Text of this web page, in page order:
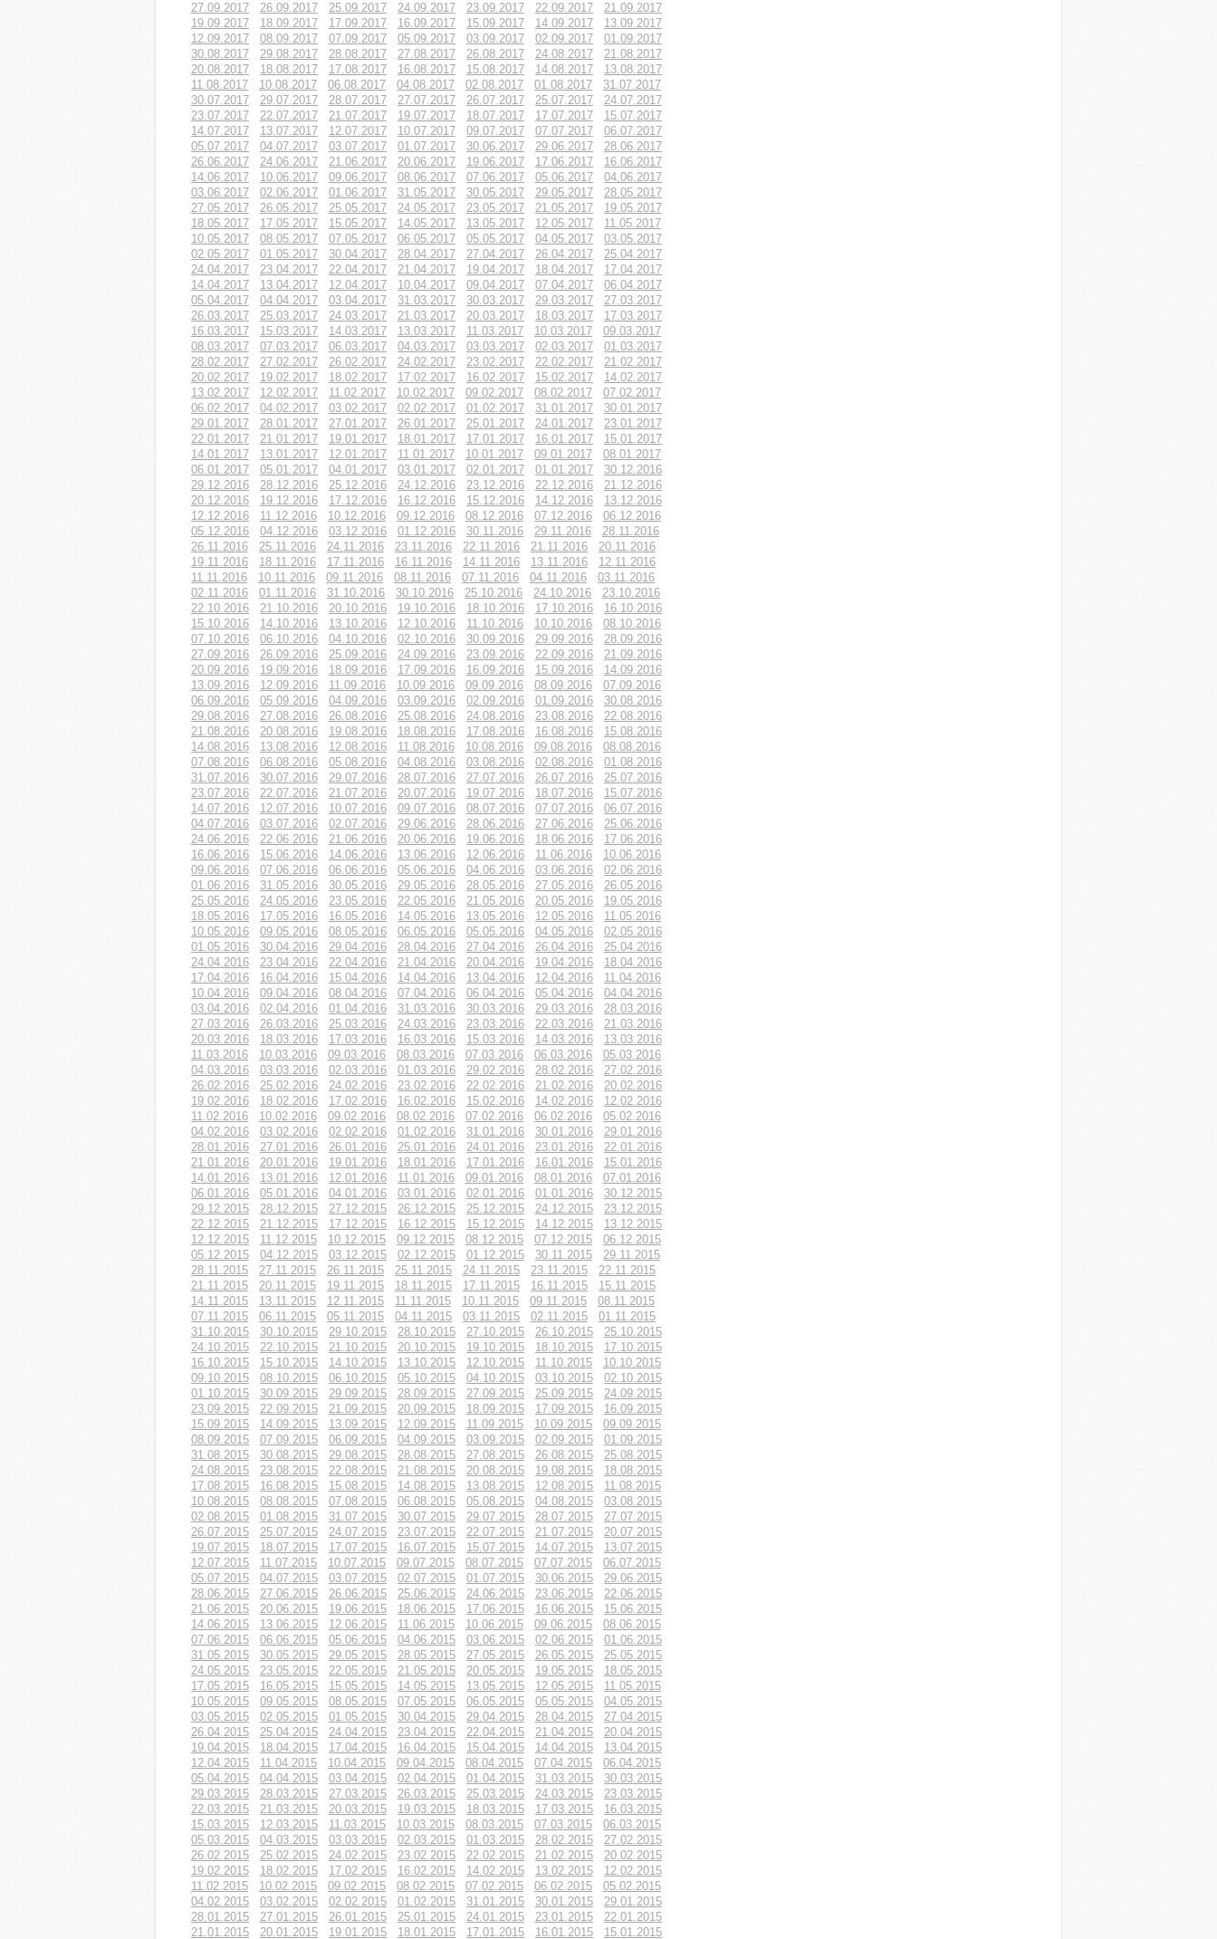
27.09.2017
26.09.2017 25.09.2017 24.09.2017 23.09.2017 22.09.2017
21.09.2017
19.09.2017
18.09.2017 17.09.2017 16.09.2017 15.09.2017 14.09.2017
13.09.2017
12.09.2017
08.09.2017 07.09.2017 05.09.2017 03.09.2017 02.09.2017
01.09.2017
30.08.2017
29.08.2017 28.08.2017 27.08.2017 26.08.2017 24.08.2017
21.08.2017
20.08.2017
18.08.2017 17.08.2017 16.08.2017 15.08.2017 14.08.2017
13.08.2017
11.08.2017
10.08.2017 06.08.2017 04.08.2017 02.08.2017 01.08.2017
31.07.2017
30.07.2017
29.07.2017 28.07.2017 27.07.2017 26.07.2017 25.07.2017
24.07.2017
23.07.2017
22.07.2017 21.07.2017 19.07.2017 18.07.2017 17.07.2017
15.07.2017
14.07.2017
13.07.2017 12.07.2017 10.07.2017 09.07.2017 07.07.2017
06.07.2017
05.07.2017
04.07.2017 03.07.2017 01.07.2017 30.06.2017 29.06.2017
28.06.2017
26.06.2017
24.06.2017 21.06.2017 20.06.2017 19.06.2017 17.06.2017
16.06.2017
14.06.2017
10.06.2017 09.06.2017 08.06.2017 07.06.2017 05.06.2017
04.06.2017
03.06.2017
02.06.2017 01.06.2017 31.05.2017 30.05.2017 29.05.2017
28.05.2017
27.05.2017
26.05.2017 25.05.2017 24.05.2017 23.05.2017 21.05.2017
19.05.2017
18.05.2017
17.05.2017 15.05.2017 14.05.2017 13.05.2017 12.05.2017
11.05.2017
10.05.2017
08.05.2017 07.05.2017 06.05.2017 05.05.2017 04.05.2017
03.05.2017
02.05.2017
01.05.2017 30.04.2017 28.04.2017 27.04.2017 26.04.2017
25.04.2017
24.04.2017
23.04.2017 22.04.2017 21.04.2017 19.04.2017 18.04.2017
17.04.2017
14.04.2017
13.04.2017 12.04.2017 10.04.2017 09.04.2017 07.04.2017
06.04.2017
05.04.2017
04.04.2017 03.04.2017 31.03.2017 30.03.2017 29.03.2017
27.03.2017
26.03.2017
25.03.2017 24.03.2017 21.03.2017 20.03.2017 18.03.2017
17.03.2017
16.03.2017
15.03.2017 14.03.2017 13.03.2017 11.03.2017 10.03.2017
09.03.2017
08.03.2017
07.03.2017 06.03.2017 04.03.2017 03.03.2017 02.03.2017
01.03.2017
28.02.2017
27.02.2017 26.02.2017 24.02.2017 23.02.2017 22.02.2017
21.02.2017
20.02.2017
19.02.2017 18.02.2017 17.02.2017 16.02.2017 15.02.2017
14.02.2017
13.02.2017
12.02.2017 11.02.2017 10.02.2017 09.02.2017 08.02.2017
07.02.2017
06.02.2017
04.02.2017 03.02.2017 02.02.2017 01.02.2017 31.01.2017
30.01.2017
29.01.2017
28.01.2017 27.01.2017 26.01.2017 25.01.2017 24.01.2017
23.01.2017
22.01.2017
21.01.2017 19.01.2017 18.01.2017 17.01.2017 16.01.2017
15.01.2017
14.01.2017
13.01.2017 12.01.2017 11.01.2017 10.01.2017 09.01.2017
08.01.2017
06.01.2017
05.01.2017 04.01.2017 03.01.2017 02.01.2017 01.01.2017
30.12.2016
29.12.2016
28.12.2016 25.12.2016 24.12.2016 23.12.2016 22.12.2016
21.12.2016
20.12.2016
19.12.2016 17.12.2016 16.12.2016 15.12.2016 14.12.2016
13.12.2016
12.12.2016
11.12.2016 10.12.2016 09.12.2016 08.12.2016 07.12.2016
06.12.2016
05.12.2016
04.12.2016 03.12.2016 01.12.2016 30.11.2016 29.11.2016
28.11.2016
26.11.2016
25.11.2016 24.11.2016 23.11.2016 22.11.2016 21.11.2016
20.11.2016
19.11.2016
18.11.2016 17.11.2016 16.11.2016 14.11.2016 13.11.2016
12.11.2016
11.11.2016
10.11.2016 09.11.2016 08.11.2016 07.11.2016 04.11.2016
03.11.2016
02.11.2016
01.11.2016 31.10.2016 30.10.2016 25.10.2016 24.10.2016
23.10.2016
22.10.2016
21.10.2016 20.10.2016 19.10.2016 18.10.2016 17.10.2016
16.10.2016
15.10.2016
14.10.2016 13.10.2016 12.10.2016 11.10.2016 10.10.2016
08.10.2016
07.10.2016
06.10.2016 04.10.2016 02.10.2016 30.09.2016 29.09.2016
28.09.2016
27.09.2016
26.09.2016 25.09.2016 24.09.2016 23.09.2016 22.09.2016
21.09.2016
20.09.2016
19.09.2016 18.09.2016 17.09.2016 16.09.2016 15.09.2016
14.09.2016
13.09.2016
12.09.2016 11.09.2016 10.09.2016 09.09.2016 08.09.2016
07.09.2016
06.09.2016
05.09.2016 04.09.2016 03.09.2016 02.09.2016 01.09.2016
30.08.2016
29.08.2016
27.08.2016 26.08.2016 25.08.2016 24.08.2016 23.08.2016
22.08.2016
21.08.2016
20.08.2016 19.08.2016 18.08.2016 17.08.2016 16.08.2016
15.08.2016
14.08.2016
13.08.2016 12.08.2016 11.08.2016 10.08.2016 09.08.2016
08.08.2016
07.08.2016
06.08.2016 05.08.2016 04.08.2016 03.08.2016 02.08.2016
01.08.2016
31.07.2016
30.07.2016 29.07.2016 28.07.2016 27.07.2016 26.07.2016
25.07.2016
23.07.2016
22.07.2016 21.07.2016 20.07.2016 19.07.2016 18.07.2016
15.07.2016
14.07.2016
12.07.2016 10.07.2016 09.07.2016 08.07.2016 07.07.2016
06.07.2016
04.07.2016
03.07.2016 02.07.2016 29.06.2016 28.06.2016 27.06.2016
25.06.2016
24.06.2016
22.06.2016 21.06.2016 20.06.2016 19.06.2016 18.06.2016
17.06.2016
16.06.2016
15.06.2016 14.06.2016 13.06.2016 12.06.2016 11.06.2016
10.06.2016
09.06.2016
07.06.2016 06.06.2016 05.06.2016 04.06.2016 03.06.2016
02.06.2016
01.06.2016
31.05.2016 30.05.2016 29.05.2016 28.05.2016 27.05.2016
26.05.2016
25.05.2016
24.05.2016 23.05.2016 22.05.2016 21.05.2016 20.05.2016
19.05.2016
18.05.2016
17.05.2016 16.05.2016 14.05.2016 13.05.2016 12.05.2016
11.05.2016
10.05.2016
09.05.2016 08.05.2016 06.05.2016 05.05.2016 04.05.2016
02.05.2016
01.05.2016
30.04.2016 29.04.2016 28.04.2016 27.04.2016 26.04.2016
25.04.2016
24.04.2016
23.04.2016 22.04.2016 21.04.2016 20.04.2016 19.04.2016
18.04.2016
17.04.2016
16.04.2016 15.04.2016 14.04.2016 13.04.2016 12.04.2016
11.04.2016
10.04.2016
09.04.2016 08.04.2016 07.04.2016 06.04.2016 05.04.2016
04.04.2016
03.04.2016
02.04.2016 01.04.2016 31.03.2016 30.03.2016 29.03.2016
28.03.2016
27.03.2016
26.03.2016 25.03.2016 24.03.2016 23.03.2016 22.03.2016
21.03.2016
20.03.2016
18.03.2016 17.03.2016 16.03.2016 15.03.2016 14.03.2016
13.03.2016
11.03.2016
10.03.2016 09.03.2016 08.03.2016 07.03.2016 06.03.2016
05.03.2016
04.03.2016
03.03.2016 02.03.2016 01.03.2016 29.02.2016 28.02.2016
27.02.2016
26.02.2016
25.02.2016 24.02.2016 23.02.2016 22.02.2016 21.02.2016
20.02.2016
19.02.2016
18.02.2016 17.02.2016 16.02.2016 15.02.2016 14.02.2016
12.02.2016
11.02.2016
10.02.2016 09.02.2016 08.02.2016 07.02.2016 06.02.2016
05.02.2016
04.02.2016
03.02.2016 02.02.2016 01.02.2016 31.01.2016 30.01.2016
29.01.2016
28.01.2016
27.01.2016 26.01.2016 25.01.2016 24.01.2016 23.01.2016
22.01.2016
21.01.2016
20.01.2016 19.01.2016 18.01.2016 17.01.2016 16.01.2016
15.01.2016
14.01.2016
13.01.2016 12.01.2016 11.01.2016 09.01.2016 08.01.2016
07.01.2016
06.01.2016
05.01.2016 04.01.2016 03.01.2016 02.01.2016 01.01.2016
30.12.2015
29.12.2015
28.12.2015 27.12.2015 26.12.2015 25.12.2015 24.12.2015
23.12.2015
22.12.2015
21.12.2015 17.12.2015 16.12.2015 15.12.2015 14.12.2015
13.12.2015
12.12.2015
11.12.2015 10.12.2015 09.12.2015 08.12.2015 07.12.2015
06.12.2015
05.12.2015
04.12.2015 03.12.2015 02.12.2015 01.12.2015 30.11.2015
29.11.2015
28.11.2015
27.11.2015 26.11.2015 25.11.2015 24.11.2015 23.11.2015
22.11.2015
21.11.2015
20.11.2015 19.11.2015 18.11.2015 17.11.2015 16.11.2015
15.11.2015
14.11.2015
13.11.2015 12.11.2015 11.11.2015 10.11.2015 09.11.2015
08.11.2015
07.11.2015
06.11.2015 05.11.2015 04.11.2015 03.11.2015 02.11.2015
01.11.2015
31.10.2015
30.10.2015 29.10.2015 28.10.2015 27.10.2015 26.10.2015
25.10.2015
24.10.2015
22.10.2015 21.10.2015 20.10.2015 19.10.2015 18.10.2015
17.10.2015
16.10.2015
15.10.2015 14.10.2015 13.10.2015 12.10.2015 11.10.2015
10.10.2015
09.10.2015
08.10.2015 06.10.2015 05.10.2015 04.10.2015 03.10.2015
02.10.2015
01.10.2015
30.09.2015 29.09.2015 28.09.2015 27.09.2015 25.09.2015
24.09.2015
23.09.2015
22.09.2015 21.09.2015 20.09.2015 18.09.2015 17.09.2015
16.09.2015
15.09.2015
14.09.2015 13.09.2015 12.09.2015 11.09.2015 10.09.2015
09.09.2015
08.09.2015
07.09.2015 06.09.2015 04.09.2015 03.09.2015 02.09.2015
01.09.2015
31.08.2015
30.08.2015 29.08.2015 28.08.2015 27.08.2015 26.08.2015
25.08.2015
24.08.2015
23.08.2015 22.08.2015 21.08.2015 20.08.2015 19.08.2015
18.08.2015
17.08.2015
16.08.2015 15.08.2015 14.08.2015 13.08.2015 12.08.2015
11.08.2015
10.08.2015
08.08.2015 07.08.2015 06.08.2015 05.08.2015 04.08.2015
03.08.2015
02.08.2015
01.08.2015 31.07.2015 30.07.2015 29.07.2015 28.07.2015
27.07.2015
26.07.2015
25.07.2015 24.07.2015 23.07.2015 22.07.2015 21.07.2015
20.07.2015
19.07.2015
18.07.2015 17.07.2015 16.07.2015 15.07.2015 14.07.2015
13.07.2015
12.07.2015
11.07.2015 10.07.2015 09.07.2015 08.07.2015 07.07.2015
06.07.2015
05.07.2015
04.07.2015 03.07.2015 02.07.2015 01.07.2015 30.06.2015
29.06.2015
28.06.2015
27.06.2015 26.06.2015 25.06.2015 24.06.2015 23.06.2015
22.06.2015
21.06.2015
20.06.2015 19.06.2015 18.06.2015 17.06.2015 16.06.2015
15.06.2015
14.06.2015
13.06.2015 12.06.2015 11.06.2015 10.06.2015 09.06.2015
08.06.2015
07.06.2015
06.06.2015 05.06.2015 04.06.2015 03.06.2015 02.06.2015
01.06.2015
31.05.2015
30.05.2015 29.05.2015 28.05.2015 27.05.2015 26.05.2015
25.05.2015
24.05.2015
23.05.2015 22.05.2015 21.05.2015 20.05.2015 19.05.2015
18.05.2015
17.05.2015
16.05.2015 15.05.2015 14.05.2015 13.05.2015 12.05.2015
11.05.2015
10.05.2015
09.05.2015 08.05.2015 07.05.2015 06.05.2015 05.05.2015
04.05.2015
03.05.2015
02.05.2015 01.05.2015 30.04.2015 29.04.2015 28.04.2015
27.04.2015
26.04.2015
25.04.2015 24.04.2015 23.04.2015 22.04.2015 21.04.2015
20.04.2015
19.04.2015
18.04.2015 17.04.2015 16.04.2015 15.04.2015 14.04.2015
13.04.2015
12.04.2015
11.04.2015 10.04.2015 09.04.2015 08.04.2015 07.04.2015
06.04.2015
05.04.2015
04.04.2015 03.04.2015 02.04.2015 01.04.2015 31.03.2015
30.03.2015
29.03.2015
28.03.2015 27.03.2015 26.03.2015 25.03.2015 24.03.2015
23.03.2015
22.03.2015
21.03.2015 20.03.2015 19.03.2015 18.03.2015 17.03.2015
16.03.2015
15.03.2015
12.03.2015 11.03.2015 10.03.2015 08.03.2015 07.03.2015
06.03.2015
05.03.2015
04.03.2015 03.03.2015 02.03.2015 01.03.2015 28.02.2015
27.02.2015
26.02.2015
25.02.2015 24.02.2015 23.02.2015 22.02.2015 21.02.2015
20.02.2015
19.02.2015
18.02.2015 17.02.2015 16.02.2015 14.02.2015 13.02.2015
12.02.2015
11.02.2015
10.02.2015 09.02.2015 08.02.2015 07.02.2015 06.02.2015
05.02.2015
04.02.2015
03.02.2015 02.02.2015 01.02.2015 31.01.2015 30.01.2015
29.01.2015
28.01.2015
27.01.2015 26.01.2015 25.01.2015 24.01.2015 23.01.2015
22.01.2015
21.01.2015
20.01.2015 19.01.2015 18.01.2015 17.01.2015 16.01.2015 15.01.2015